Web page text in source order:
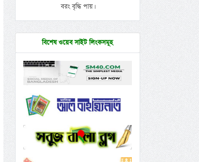
বরং বৃদ্ধি পায়।
বিশেষ ওয়েব সাইট লিংকসমূহ